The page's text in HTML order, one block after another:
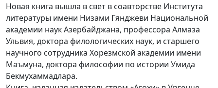
Новая книга вышла в свет в соавторстве Института
литературы имени Низами Гянджеви Национальной
академии наук Азербайджана, профессора Алмаза
Ульвия, доктора филологических наук, и старшего
научного сотрудника Хорезмской академии имени
Маъмуна, доктора философии по истории Умида
Бекмухаммадлара.